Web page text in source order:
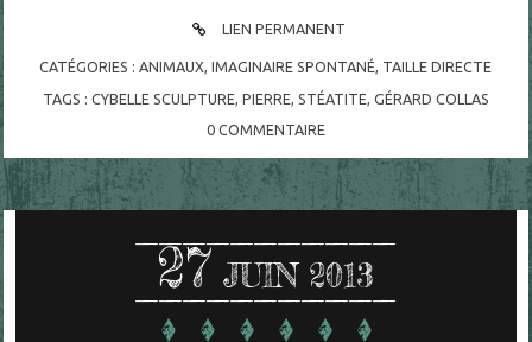
LIEN PERMANENT
CATÉGORIES :ANIMAUX,IMAGINAIRE SPONTANÉ, TAILLE DIRECTE
TAGS : CYBELLE SCULPTURE, PIERRE, STÉATITE, GÉRARD COLLAS
0 COMMENTAIRE
27 JUIN 2013